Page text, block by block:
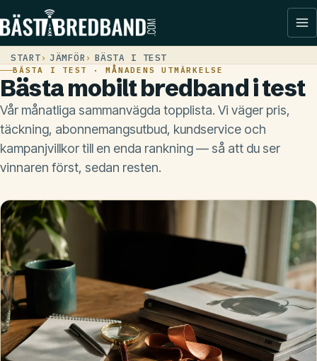
START JÄMFÖR BÄSTA I TEST
BÄSTA I TEST · MÅNADENS UTMÄRKELSE
Bästa mobilt bredband i test
Vår månatliga sammanvägda topplista. Vi väger pris,
täckning, abonnemangsutbud, kundservice och
kampanjvillkor till en enda rankning — så att du ser
vinnaren först, sedan resten.